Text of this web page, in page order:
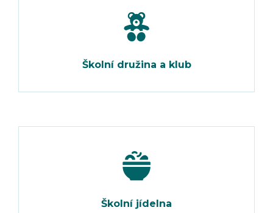
Školní družina a klub
Školní jídelna